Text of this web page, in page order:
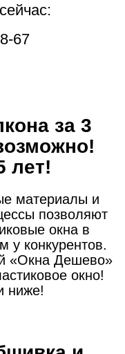
67
за 3
лет!
материалы и
позволяют
окна в
у конкурентов.
«Окна Дешево»
окно!
ниже!